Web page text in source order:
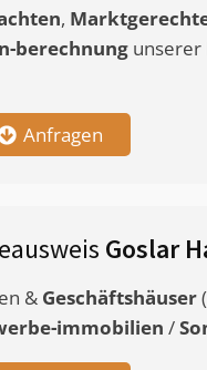
,
berechnung unserer
Anfragen
Goslar
& Geschäftshäuser(
immobilien /